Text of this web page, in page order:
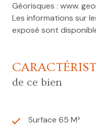
Géorisques : www.
Les informations sur
exposé sont
de ce bien
Surface 65 M²